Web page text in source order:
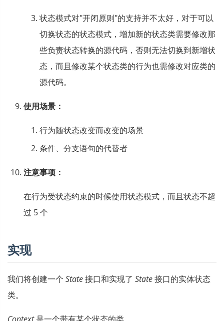
状态模式对"开闭原则"的支持并不太好，对于可以
切换状态的状态模式，增加新的状态类需要修改那
些负责状态转换的源代码，否则无法切换到新增状
态，而且修改某个状态类的行为也需修改对应类的
源代码。
使用场景：
行为随状态改变而改变的场景
条件、分支语句的代替者
注意事项：
在行为受状态约束的时候使用状态模式，而且状态不超
过 5 个
实现
我们将创建一个 State接口和实现了 State接口的实体状态
类。